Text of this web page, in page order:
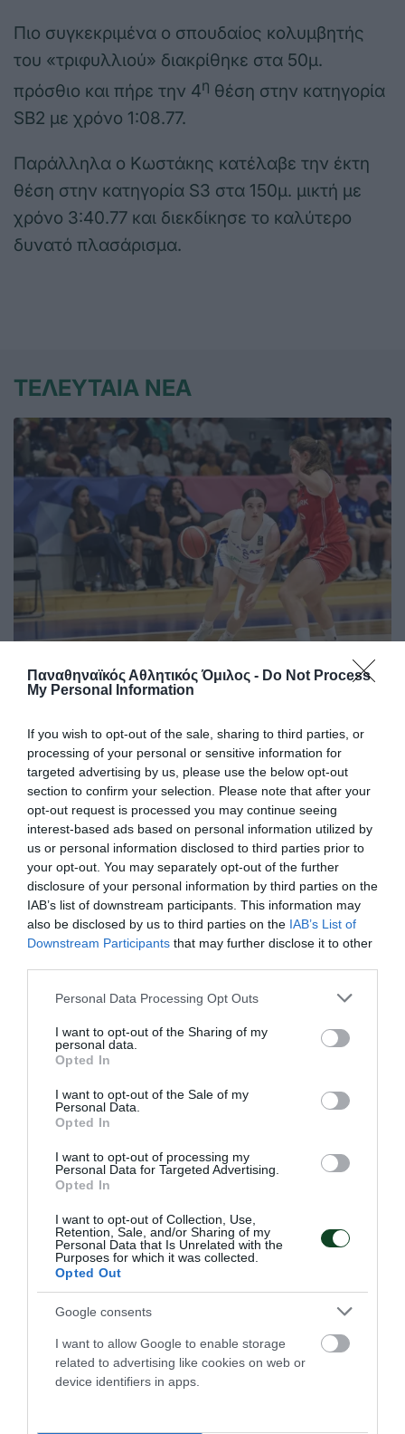
Παναθηναϊκός Αθλητικός Όμιλος - Do Not Process
My Personal Information
If you wish to opt-out of the sale, sharing to third parties, or
processing of your personal or sensitive information for
targeted advertising by us, please use the below opt-out
section to confirm your selection. Please note that after your
opt-out request is processed you may continue seeing
interest-based ads based on personal information utilized by
us or personal information disclosed to third parties prior to
your opt-out. You may separately opt-out of the further
disclosure of your personal information by third parties on the
IAB’s list of downstream participants. This information may
also be disclosed by us to third parties on the IAB’s List of
Downstream Participants that may further disclose it to other
Please note that this website/app uses one or more Google
not limited to your visit or usage behaviour. You may click to
grant or deny consent to Google and its third-party tags to
use your data for below specified purposes in below Google
consent section.
Personal Data Processing Opt Outs
I want to opt-out of the Sharing of my
personal data.
Opted In
I want to opt-out of the Sale of my
Personal Data.
Opted In
I want to opt-out of processing my
Personal Data for Targeted Advertising.
Opted In
I want to opt-out of Collection, Use,
Retention, Sale, and/or Sharing of my
Personal Data that Is Unrelated with the
Purposes for which it was collected.
Opted Out
Google consents
I want to allow Google to enable storage
related to advertising like cookies on web or
device identifiers in apps.
Πιο συγκεκριμένα ο σπουδαίος κολυμβητής
του «τριφυλλιού» διακρίθηκε στα 50μ.
πρόσθιο και πήρε την 4η θέση στην κατηγορία
SB2 με χρόνο 1:08.77.
Παράλληλα ο Κωστάκης κατέλαβε την έκτη
θέση στην κατηγορία S3 στα 150μ. μικτή με
χρόνο 3:40.77 και διεκδίκησε το καλύτερο
δυνατό πλασάρισμα.
ΤΕΛΕΥΤΑΙΑ ΝΕΑ
Δύο στα δύο με «πράσινη»
σύμβολη
στο EuroBasket Β' κατηγορίας έχοντας τη Μαριάνθη
Τουλούπη με διψήφιο αριθμό πόντων.
08.08.2026 ΑΚΑΔΗΜΙΑ ΚΑΛΑΘΟΣΦΑΙΡΙΣΗΣ
Φουλάρει για την πέμπτη θέση η
Εθνική Νεανίδων
και θα παίξει για την πέμπτη θέση στο EuroBasket Β'
κατηγορίας έχοντας δύο παίκτριες του Παναθηναϊκού στη
σύνθεσή της.
08.08.2026 ΑΚΑΔΗΜΙΑ ΚΑΛΑΘΟΣΦΑΙΡΙΣΗΣ